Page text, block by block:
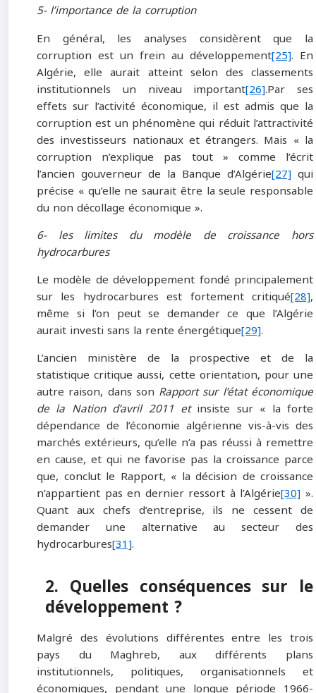
5- l’importance de la corruption
En général, les analyses considèrent que la
corruption est un frein au développement[25]. En
Algérie, elle aurait atteint selon des classements
institutionnels un niveau important[26].Par ses
effets sur l’activité économique, il est admis que la
corruption est un phénomène qui réduit l’attractivité
des investisseurs nationaux et étrangers. Mais « la
corruption n’explique pas tout » comme l’écrit
l’ancien gouverneur de la Banque d’Algérie[27] qui
précise « qu’elle ne saurait être la seule responsable
du non décollage économique ».
6- les limites du modèle de croissance hors
hydrocarbures
Le modèle de développement fondé principalement
sur les hydrocarbures est fortement critiqué[28],
même si l’on peut se demander ce que l’Algérie
aurait investi sans la rente énergétique[29].
L’ancien ministère de la prospective et de la
statistique critique aussi, cette orientation, pour une
autre raison, dans son Rapport sur l’état économique
de la Nation d’avril 2011 et insiste sur « la forte
dépendance de l’économie algérienne vis-à-vis des
marchés extérieurs, qu’elle n’a pas réussi à remettre
en cause, et qui ne favorise pas la croissance parce
que, conclut le Rapport, « la décision de croissance
n’appartient pas en dernier ressort à l’Algérie[30] ».
Quant aux chefs d’entreprise, ils ne cessent de
demander une alternative au secteur des
hydrocarbures[31].
2. Quelles conséquences sur le
développement ?
Malgré des évolutions différentes entre les trois
pays du Maghreb, aux différents plans
institutionnels, politiques, organisationnels et
économiques, pendant une longue période 1966-